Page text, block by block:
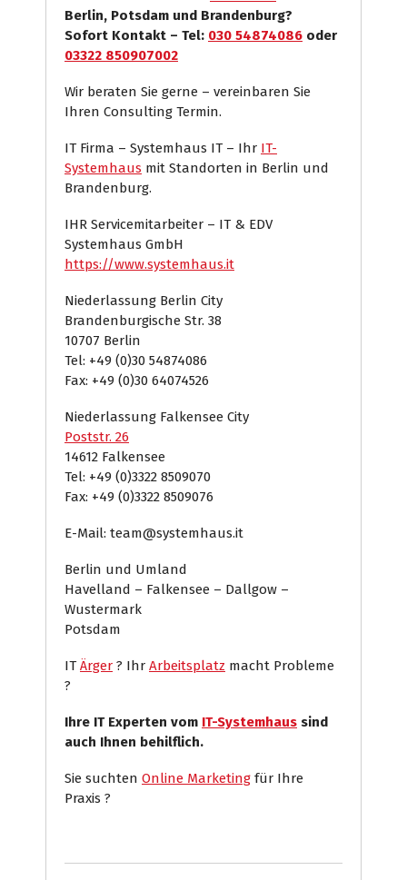
Berlin, Potsdam und Brandenburg?
Sofort Kontakt – Tel: 030 54874086 oder
03322 850907002
Wir beraten Sie gerne – vereinbaren Sie
Ihren Consulting Termin.
IT Firma – Systemhaus IT – Ihr IT-
Systemhaus mit Standorten in Berlin und
Brandenburg.
IHR Servicemitarbeiter – IT & EDV
Systemhaus GmbH
https://www.systemhaus.it
Niederlassung Berlin City
Brandenburgische Str. 38
10707 Berlin
Tel: +49 (0)30 54874086
Fax: +49 (0)30 64074526
Niederlassung Falkensee City
Poststr. 26
14612 Falkensee
Tel: +49 (0)3322 8509070
Fax: +49 (0)3322 8509076
E-Mail: team@systemhaus.it
Berlin und Umland
Havelland – Falkensee – Dallgow –
Wustermark
Potsdam
IT Ärger ? Ihr Arbeitsplatz macht Probleme
?
Ihre IT Experten vom IT-Systemhaus sind
auch Ihnen behilflich.
Sie suchten Online Marketing für Ihre
Praxis ?